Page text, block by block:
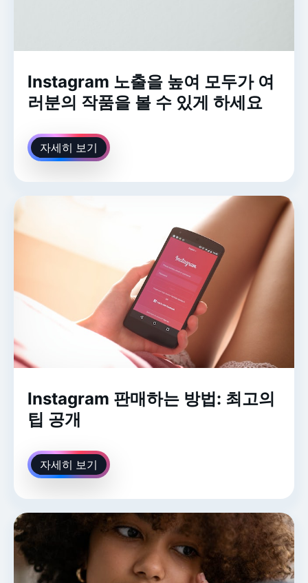
Instagram 노출을 높여 모두가 여
러분의 작품을 볼 수 있게 하세요
자세히 보기
Instagram 판매하는 방법: 최고의
팁 공개
자세히 보기